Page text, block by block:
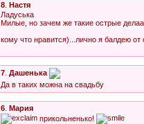
8
Настя
Ладуська
Милые, но зачем же такие острые
кому что нравится)...лично я балдею
7 Дашенька
Да в таких можна на свадьбу
6
Мария
прикольненько!